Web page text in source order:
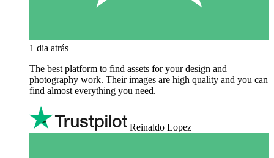
1 dia atrás
The best platform to find assets for your design and
photography work. Their images are high quality and you can
find almost everything you need.
Reinaldo Lopez